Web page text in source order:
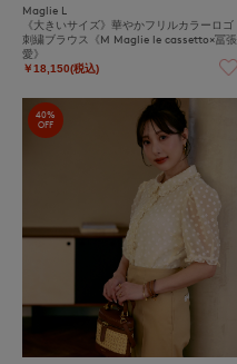
Maglie L
《大きいサイズ》華やかフリルカラーロゴ
刺繍ブラウス《M Maglie le cassetto×冨張
愛》
￥18,150(税込)
40%
OFF